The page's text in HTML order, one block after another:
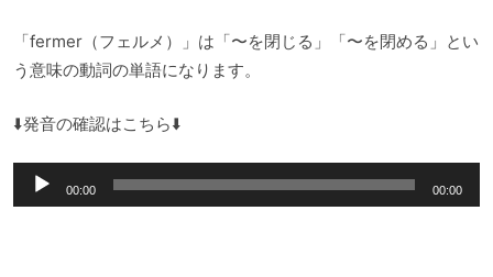
「fermer（フェルメ）」は「〜を閉じる」「〜を閉める」とい
う意味の動詞の単語になります。
⬇️発音の確認はこちら⬇️
声
00:00 00:00